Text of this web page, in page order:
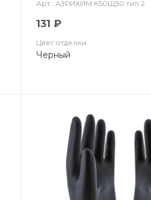
Арт.: АЗРИХИМ К50Щ50 тип 2
131 ₽
Цвет отделки
Черный